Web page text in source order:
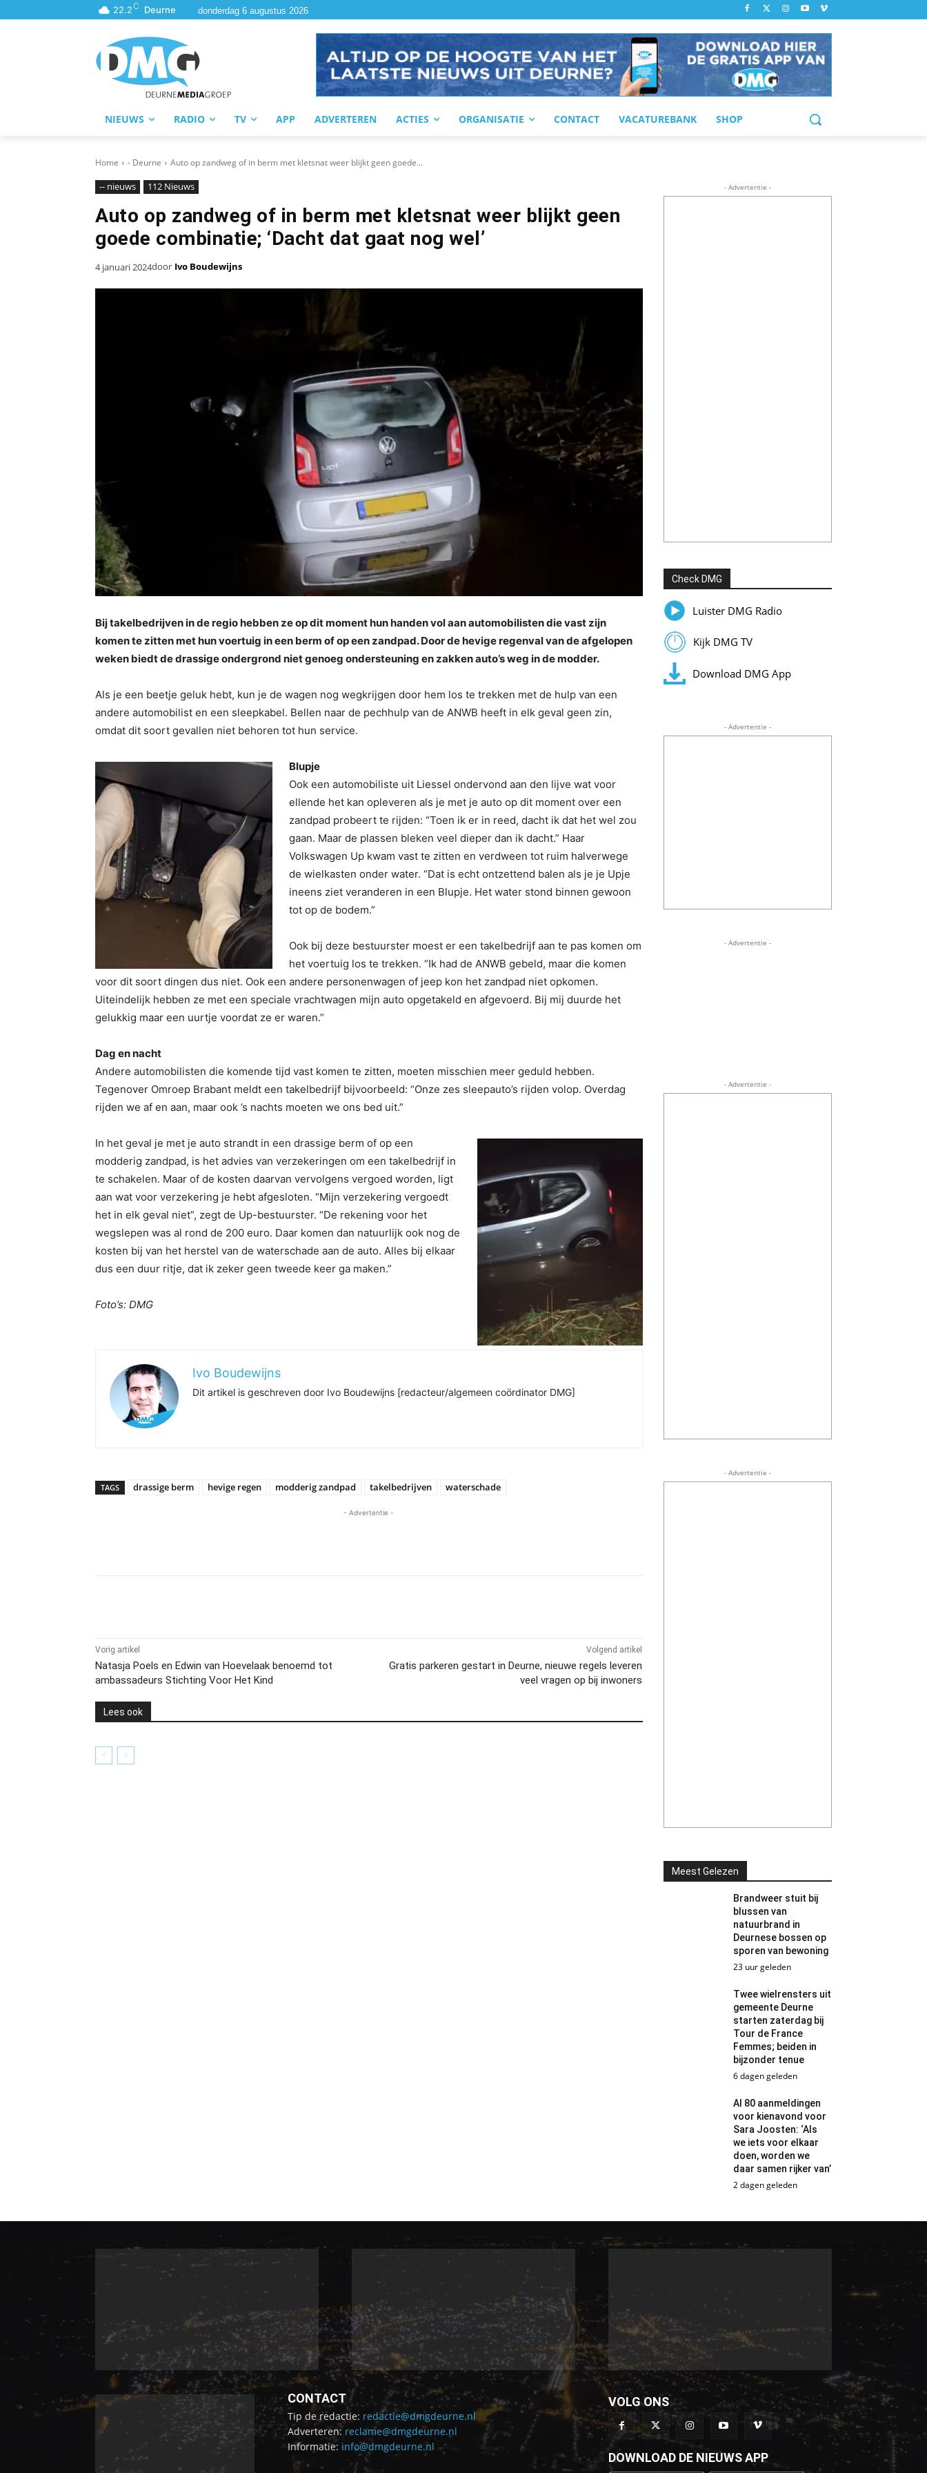
22.2C Deurne donderdag 6 augustus 2026
NIEUWS RADIO TV APP ADVERTEREN ACTIES ORGANISATIE CONTACT VACATUREBANK SHOP
Home - Deurne Auto op zandweg of in berm met kletsnat weer blijkt geen goede...
-- nieuws 112 Nieuws
Auto op zandweg of in berm met kletsnat weer blijkt geen
goede combinatie; ‘Dacht dat gaat nog wel’
4 januari 2024door Ivo Boudewijns
Bij takelbedrijven in de regio hebben ze op dit moment hun handen vol aan automobilisten die vast zijn
komen te zitten met hun voertuig in een berm of op een zandpad. Door de hevige regenval van de afgelopen
weken biedt de drassige ondergrond niet genoeg ondersteuning en zakken auto’s weg in de modder.
Als je een beetje geluk hebt, kun je de wagen nog wegkrijgen door hem los te trekken met de hulp van een
andere automobilist en een sleepkabel. Bellen naar de pechhulp van de ANWB heeft in elk geval geen zin,
omdat dit soort gevallen niet behoren tot hun service.
Blupje
Ook een automobiliste uit Liessel ondervond aan den lijve wat voor
ellende het kan opleveren als je met je auto op dit moment over een
zandpad probeert te rijden: “Toen ik er in reed, dacht ik dat het wel zou
gaan. Maar de plassen bleken veel dieper dan ik dacht.” Haar
Volkswagen Up kwam vast te zitten en verdween tot ruim halverwege
de wielkasten onder water. “Dat is echt ontzettend balen als je je Upje
ineens ziet veranderen in een Blupje. Het water stond binnen gewoon
tot op de bodem.”
Ook bij deze bestuurster moest er een takelbedrijf aan te pas komen om
het voertuig los te trekken. “Ik had de ANWB gebeld, maar die komen
voor dit soort dingen dus niet. Ook een andere personenwagen of jeep kon het zandpad niet opkomen.
Uiteindelijk hebben ze met een speciale vrachtwagen mijn auto opgetakeld en afgevoerd. Bij mij duurde het
gelukkig maar een uurtje voordat ze er waren.”
Dag en nacht
Andere automobilisten die komende tijd vast komen te zitten, moeten misschien meer geduld hebben.
Tegenover Omroep Brabant meldt een takelbedrijf bijvoorbeeld: “Onze zes sleepauto’s rijden volop. Overdag
rijden we af en aan, maar ook ’s nachts moeten we ons bed uit.”
In het geval je met je auto strandt in een drassige berm of op een
modderig zandpad, is het advies van verzekeringen om een takelbedrijf in
te schakelen. Maar of de kosten daarvan vervolgens vergoed worden, ligt
aan wat voor verzekering je hebt afgesloten. “Mijn verzekering vergoedt
het in elk geval niet”, zegt de Up-bestuurster. “De rekening voor het
wegslepen was al rond de 200 euro. Daar komen dan natuurlijk ook nog de
kosten bij van het herstel van de waterschade aan de auto. Alles bij elkaar
dus een duur ritje, dat ik zeker geen tweede keer ga maken.”
Foto’s: DMG
Ivo Boudewijns
Dit artikel is geschreven door Ivo Boudewijns [redacteur/algemeen coördinator DMG]
TAGS drassige berm hevige regen modderig zandpad takelbedrijven waterschade
- Advertentie -
Vorig artikel
Natasja Poels en Edwin van Hoevelaak benoemd tot
ambassadeurs Stichting Voor Het Kind
Volgend artikel
Gratis parkeren gestart in Deurne, nieuwe regels leveren
veel vragen op bij inwoners
Lees ook
- Advertentie -
Check DMG
Luister DMG Radio
Kijk DMG TV
Download DMG App
- Advertentie -
- Advertentie -
- Advertentie -
- Advertentie -
Meest Gelezen
Brandweer stuit bij
blussen van
natuurbrand in
Deurnese bossen op
sporen van bewoning
23 uur geleden
Twee wielrensters uit
gemeente Deurne
starten zaterdag bij
Tour de France
Femmes; beiden in
bijzonder tenue
6 dagen geleden
Al 80 aanmeldingen
voor kienavond voor
Sara Joosten: ‘Als
we iets voor elkaar
doen, worden we
daar samen rijker van’
2 dagen geleden
CONTACT
Tip de redactie: redactie@dmgdeurne.nl
Adverteren: reclame@dmgdeurne.nl
Informatie: info@dmgdeurne.nl
VOLG ONS
DOWNLOAD DE NIEUWS APP